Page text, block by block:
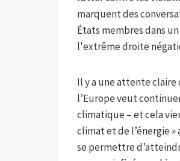
marquent des
États membres dans
l'extrême droite
Il y a une attente claire
l’Europe veut
climatique – et cela
climat et de l’énergie
se permettre